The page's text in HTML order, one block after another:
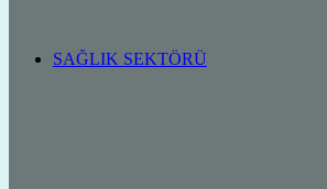
SAĞLIK SEKTÖRÜ